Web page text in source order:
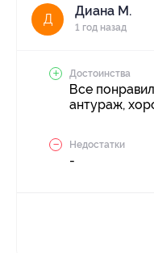
Д
Диана М.
1 год назад
Достоинства
Все
антураж,
Недостатки
-